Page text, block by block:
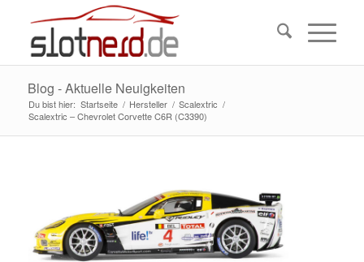
Blog - Aktuelle Neuigkeiten
Du bist hier: Startseite / Hersteller / Scalextric /
Scalextric – Chevrolet Corvette C6R (C3390)